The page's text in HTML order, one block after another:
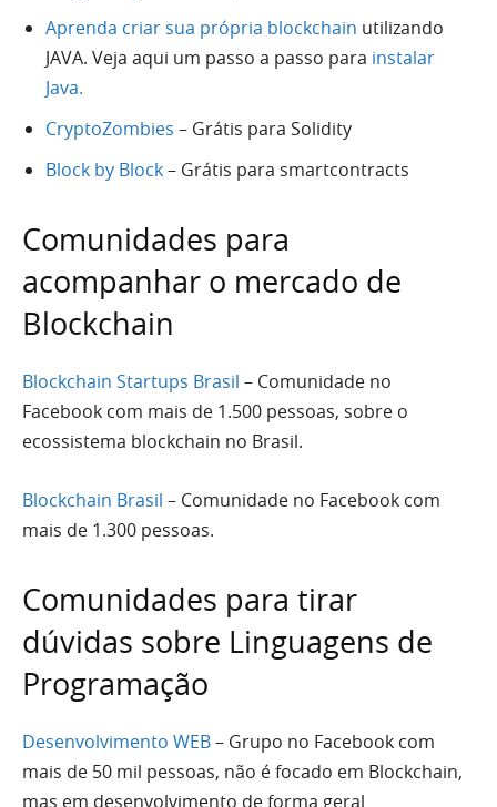
Aprenda criar sua própria blockchain utilizando
JAVA. Veja aqui um passo a passo para instalar
Java.
CryptoZombies – Grátis para Solidity
Block by Block– Grátis para smartcontracts
Comunidades para
acompanhar o mercado de
Blockchain
Blockchain Startups Brasil – Comunidade no
Facebook com mais de 1.500 pessoas, sobre o
ecossistema blockchain no Brasil.
Blockchain Brasil – Comunidade no Facebook com
mais de 1.300 pessoas.
Comunidades para tirar
dúvidas sobre Linguagens de
Programação
Desenvolvimento WEB– Grupo no Facebook com
mais de 50 mil pessoas, não é focado em Blockchain,
mas em desenvolvimento de forma geral